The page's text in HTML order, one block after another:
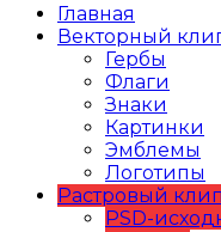
Главная
Векторный
Гербы
Флаги
Знаки
Картинки
Эмблемы
Логотипы
Растровый
PSD-